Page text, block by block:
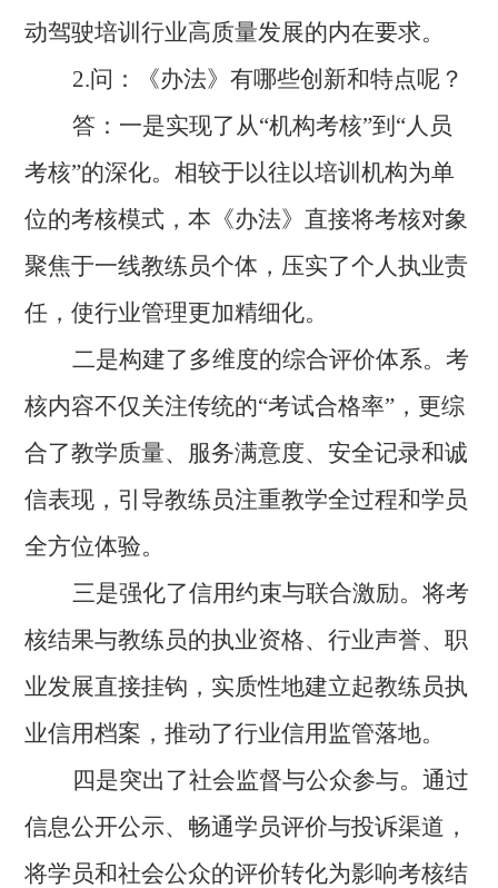
动驾驶培训行业高质量发展的内在要求。
2.问：《办法》有哪些创新和特点呢？
答：一是实现了从“机构考核”到“人员
考核”的深化。相较于以往以培训机构为单
位的考核模式，本《办法》直接将考核对象
聚焦于一线教练员个体，压实了个人执业责
任，使行业管理更加精细化。
二是构建了多维度的综合评价体系。考
核内容不仅关注传统的“考试合格率”，更综
合了教学质量、服务满意度、安全记录和诚
信表现，引导教练员注重教学全过程和学员
全方位体验。
三是强化了信用约束与联合激励。将考
核结果与教练员的执业资格、行业声誉、职
业发展直接挂钩，实质性地建立起教练员执
业信用档案，推动了行业信用监管落地。
四是突出了社会监督与公众参与。通过
信息公开公示、畅通学员评价与投诉渠道，
将学员和社会公众的评价转化为影响考核结